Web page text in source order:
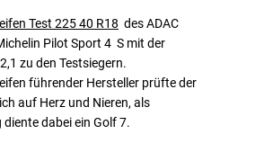
Test 225 40 R18 des ADAC
Pilot Sport 4 S mit der
zu den Testsiegern.
führender Hersteller prüfte der
auf Herz und Nieren, als
dabei ein Golf 7.